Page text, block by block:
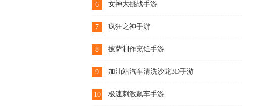
6 女神大挑战手游
7 疯狂之神手游
8 披萨制作烹饪手游
9 加油站汽车清洗沙龙3D手游
10 极速刺激飙车手游